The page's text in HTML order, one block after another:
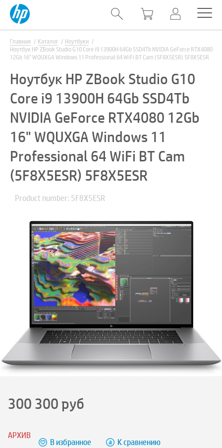
Главная Каталог
Ноутбуки
Ноутбук HP ZBook Studio G10 Core i9 13900H 64Gb SSD4Tb NVIDIA GeForce RTX4080
12Gb 16" WQUXGA Windows 11 Professional 64 WiFi BT Cam (5F8X5ESR) 5F8X5ESR
Ноутбук HP ZBook Studio G10
Core i9 13900H 64Gb SSD4Tb
NVIDIA GeForce RTX4080 12Gb
16" WQUXGA Windows 11
Professional 64 WiFi BT Cam
(5F8X5ESR) 5F8X5ESR
Product number: 5F8X5ESR
300 300 руб
АРХИВ
В избранное К сравнению